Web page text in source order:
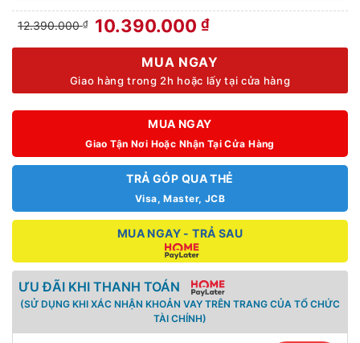
12.390.000₫ Giá
gốc
là:
12.390.000 ₫.
10.390.000₫Giá
tại
là:
10.390.000 ₫.
MUA NGAY
Giao hàng trong 2h hoặc lấy tại cửa hàng
MUA NGAY
Giao Tận Nơi Hoặc Nhận Tại Cửa Hàng
TRẢ GÓP QUA THẺ
Visa, Master, JCB
MUA NGAY - TRẢ SAU
ƯU ĐÃI KHI THANH TOÁN
(SỬ DỤNG KHI XÁC NHẬN KHOẢN VAY TRÊN TRANG CỦA TỔ CHỨC
TÀI CHÍNH)